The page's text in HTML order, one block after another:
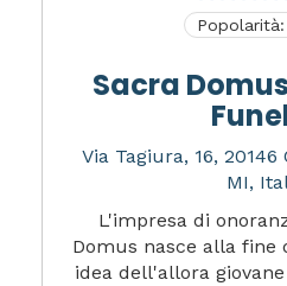
Popolarità:
Sacra
Via Tagiura, 16,
MI,
L'impresa di
Domus nasce alla fine
idea dell'allora